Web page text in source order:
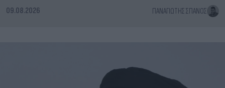
09.08.2026 ΠΑΝΑΓΙΏΤΗΣ ΣΠΑΝΌΣ